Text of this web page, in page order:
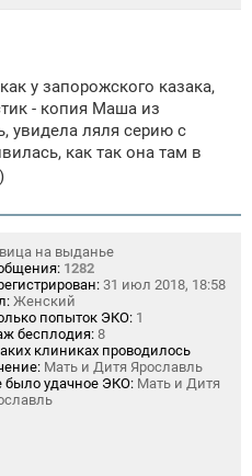
у запорожского казака,
- копия Маша из
увидела ляля серию с
как так она там в
на выданье
1282
31 июл 2018, 18:58
Женский
попыток ЭКО: 1
бесплодия: 8
клиниках проводилось
Мать и Дитя Ярославль
было удачное ЭКО: Мать и Дитя